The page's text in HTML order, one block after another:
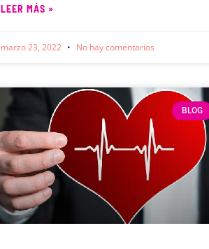
LEER MÁS »
marzo 23, 2022 No hay comentarios
BLOG